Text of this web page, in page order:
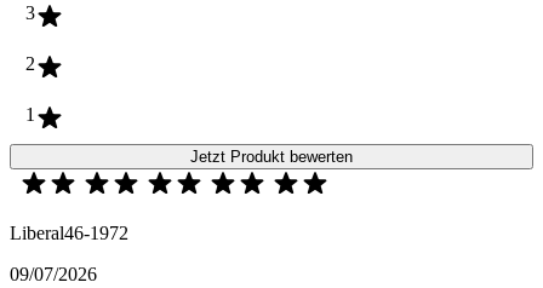
3
2
1
Jetzt Produkt bewerten
Liberal46-1972
09/07/2026